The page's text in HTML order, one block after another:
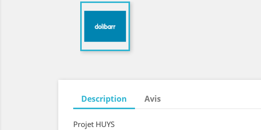
Description Avis
Projet HUYS